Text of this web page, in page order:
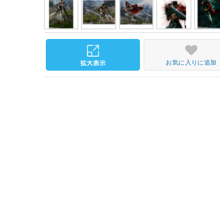
お気に入りに追加